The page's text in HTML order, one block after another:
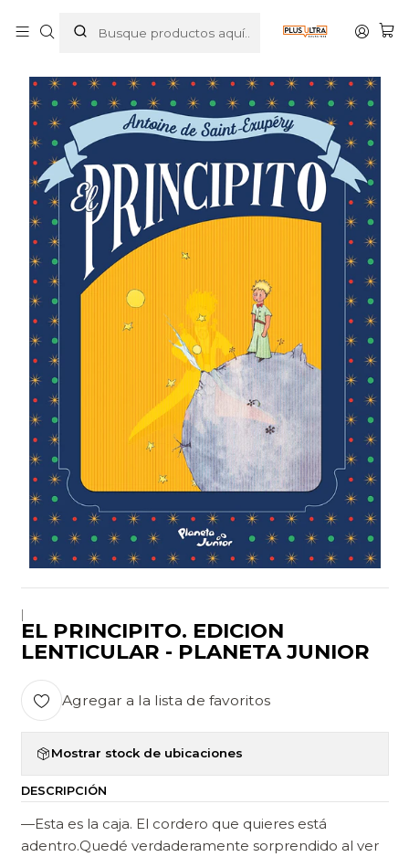
EL PRINCIPITO. EDICION LENTICULAR - PLANETA JUNIOR
|
EL PRINCIPITO. EDICION
LENTICULAR - PLANETA JUNIOR
Agregar a la lista de favoritos
Mostrar stock de ubicaciones
DESCRIPCIÓN
—Esta es la caja. El cordero que quieres está
adentro.Quedé verdaderamente sorprendido al ver